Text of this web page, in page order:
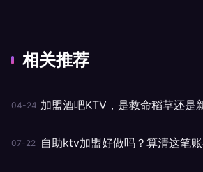
相关推荐
04-24 加盟酒吧KTV，是救命稻草还是
07-22 自助ktv加盟好做吗？算清这笔